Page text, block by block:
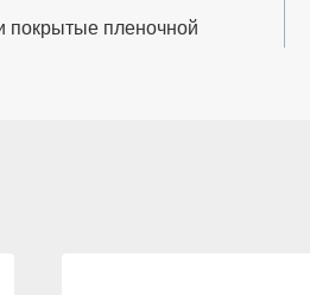
покрытые пленочной